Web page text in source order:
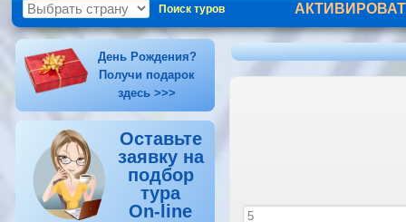
Поиск туров
День Рождения?
Получи подарок
здесь >>>
Оставьте
заявку на
подбор
тура
On-line